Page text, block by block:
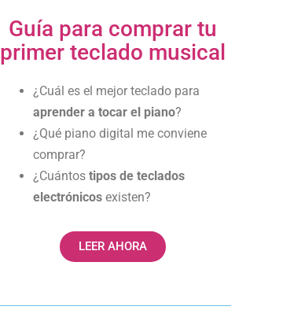
Guía para comprar tu
primer teclado musical
¿Cuál es el mejor teclado para
aprender a tocar el piano?
¿Qué piano digital me conviene
comprar?
¿Cuántos tipos de teclados
electrónicosexisten?
LEER AHORA